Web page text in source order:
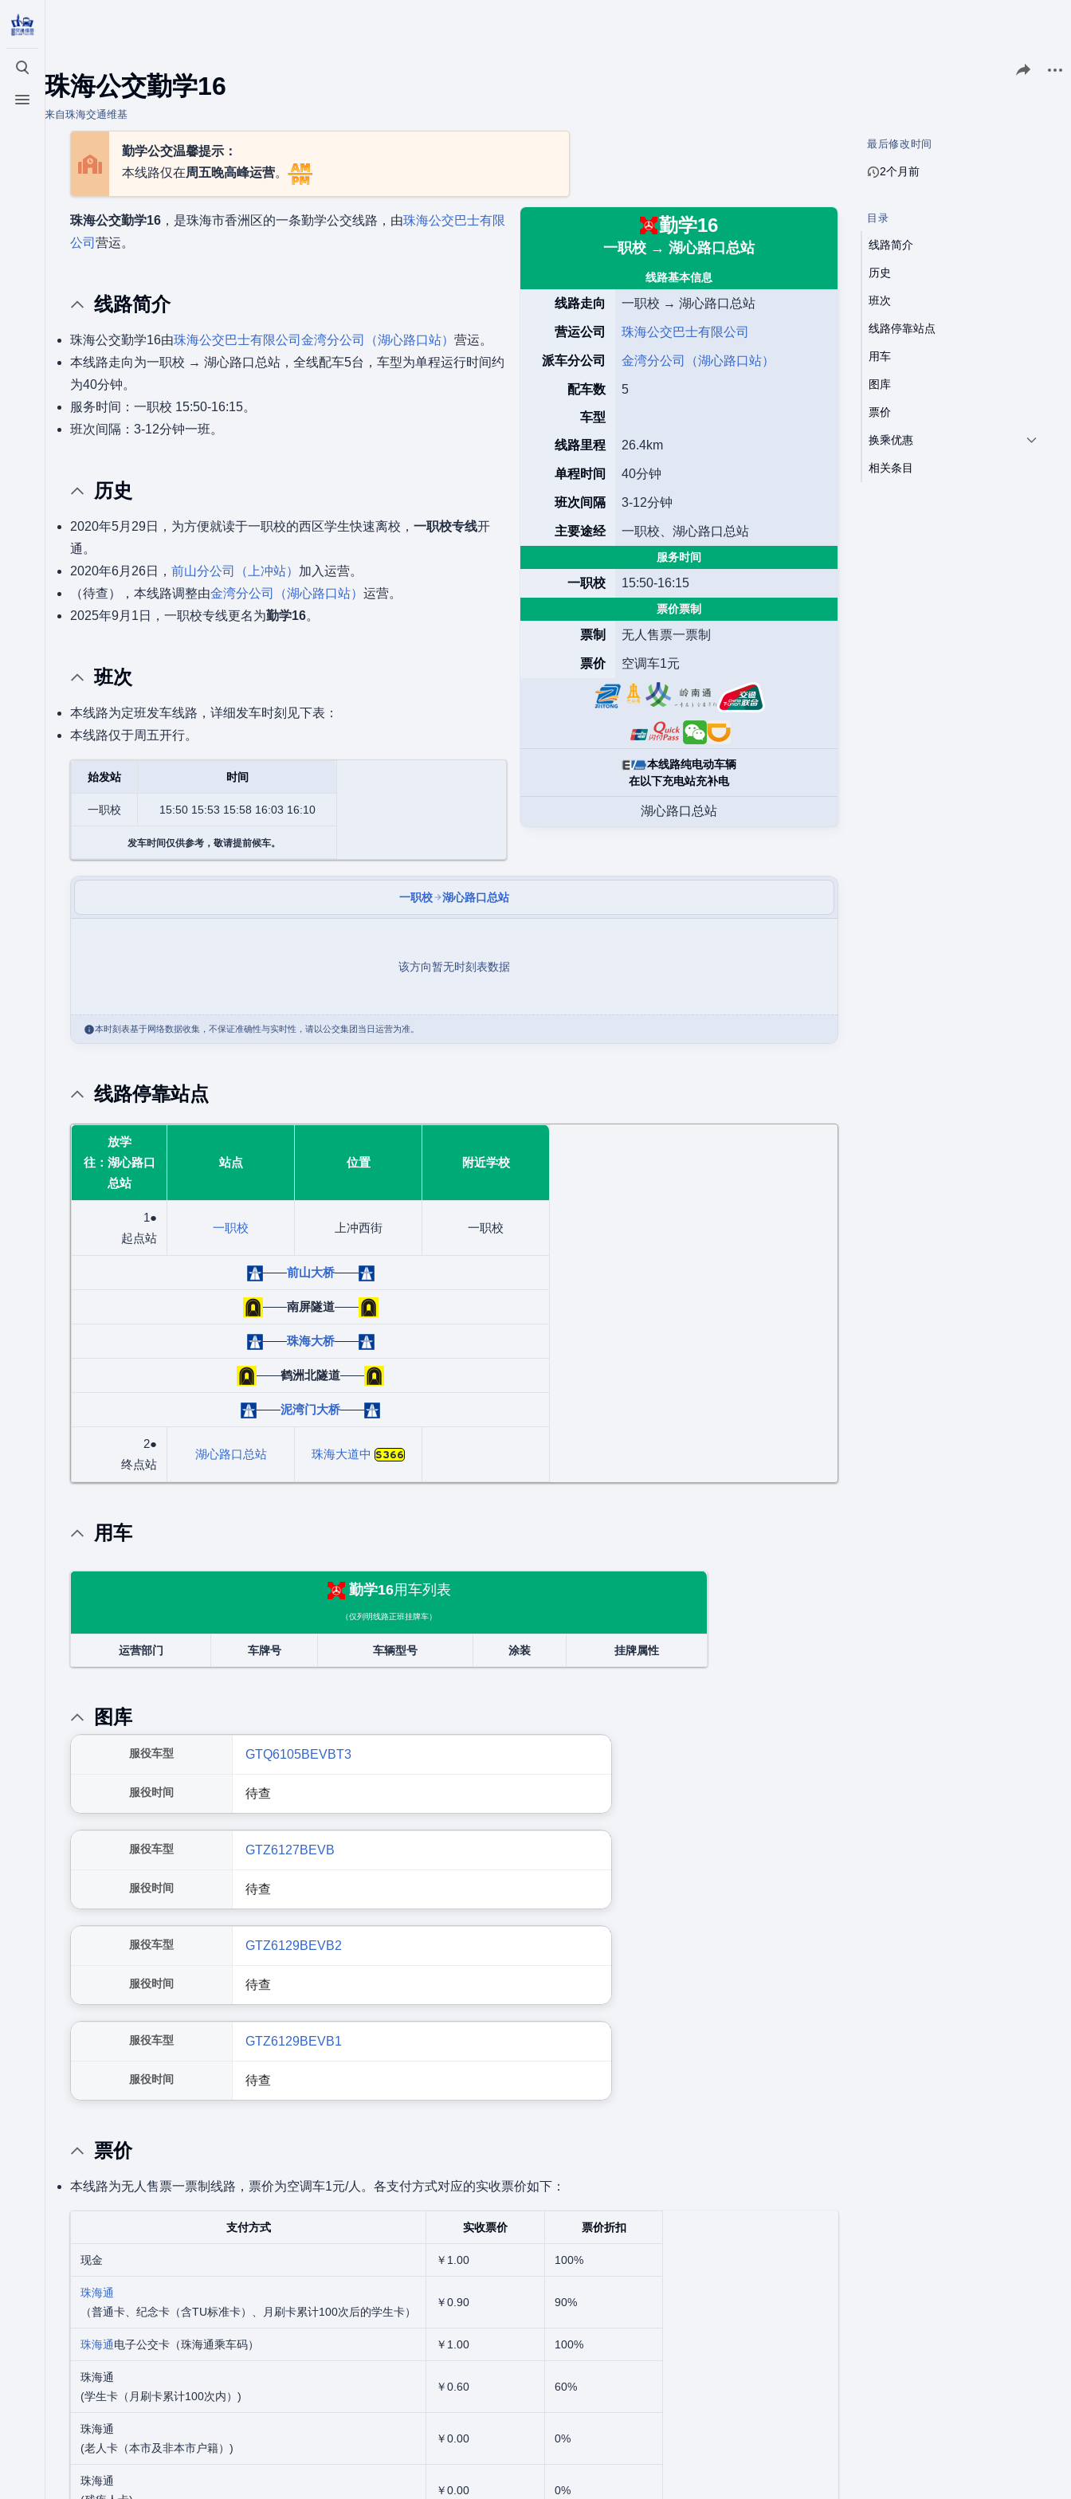
打开/关闭搜索
打开/关闭菜单
珠海公交勤学16
来自珠海交通维基
分享此页面
勤学公交温馨提示：
本线路仅在周五晚高峰运营。
勤学16
一职校 → 湖心路口总站
线路基本信息
线路走向 一职校 → 湖心路口总站
营运公司 珠海公交巴士有限公司
派车分公司 金湾分公司（湖心路口站）
配车数 5
车型
线路里程 26.4km
单程时间 40分钟
班次间隔 3-12分钟
主要途经 一职校、湖心路口总站
服务时间
一职校 15:50-16:15
票价票制
票制 无人售票一票制
票价 空调车1元
本线路纯电动车辆
在以下充电站充补电
湖心路口总站
珠海公交勤学16 ，是珠海市香洲区的一条勤学公交线路，由珠海公交巴士有限
公司 营运。
线路简介
珠海公交勤学16由珠海公交巴士有限公司 金湾分公司（湖心路口站） 营运。
本线路走向为一职校 → 湖心路口总站，全线配车5台，车型为单程运行时间约
为40分钟。
服务时间：一职校 15:50-16:15。
班次间隔：3-12分钟一班。
历史
2020年5月29日，为方便就读于一职校的西区学生快速离校， 一职校专线开
通。
2020年6月26日， 前山分公司（上冲站） 加入运营。
（待查），本线路调整由金湾分公司（湖心路口站） 运营。
2025年9月1日，一职校专线更名为勤学16。
班次
本线路为定班发车线路，详细发车时刻见下表：
本线路仅于周五开行。
始发站 时间
一职校 15:50 15:53 15:58 16:03 16:10
发车时间仅供参考，敬请提前候车。
一职校 湖心路口总站
该方向暂无时刻表数据
本时刻表基于网络数据收集，不保证准确性与实时性，请以公交集团当日运营为准。
线路停靠站点
放学
往：湖心路口
总站
站点 位置 附近学校
1●
起点站
一职校 上冲西街 一职校
——前山大桥——
——南屏隧道——
——珠海大桥——
——鹤洲北隧道——
——泥湾门大桥——
2●
终点站
湖心路口总站 珠海大道中 S366
用车
勤学16用车列表
（仅列明线路正班挂牌车）
运营部门 车牌号 车辆型号 涂装 挂牌属性
图库
服役车型 GTQ6105BEVBT3
服役时间 待查
展开
服役车型 GTZ6127BEVB
服役时间 待查
展开
服役车型 GTZ6129BEVB2
服役时间 待查
展开
服役车型 GTZ6129BEVB1
服役时间 待查
展开
票价
本线路为无人售票一票制线路，票价为空调车1元/人。各支付方式对应的实收票价如下：
支付方式 实收票价 票价折扣
现金 ￥1.00 100%
珠海通
（普通卡、纪念卡（含TU标准卡）、月刷卡累计100次后的学生卡）
￥0.90 90%
珠海通电子公交卡（珠海通乘车码） ￥1.00 100%
珠海通
(学生卡（月刷卡累计100次内）)
￥0.60 60%
珠海通
(老人卡（本市及非本市户籍）)
￥0.00 0%
珠海通
￥0.00 0%
最后修改时间
2个月前
目录
线路简介
历史
班次
线路停靠站点
用车
图库
票价
换乘优惠
相关条目